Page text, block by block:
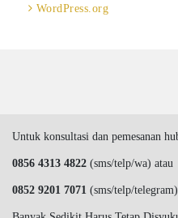
WordPress.org
Untuk konsultasi dan pemesanan
0856 4313 4822 (sms/telp/wa) atau
0852 9201 7071 (sms/telp/telegram)